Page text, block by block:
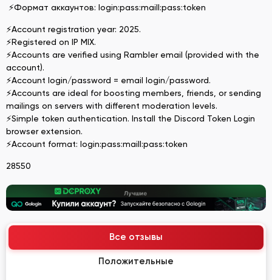
⚡Формат аккаунтов: login:pass:maill:pass:token
⚡Account registration year: 2025.
⚡Registered on IP MIX.
⚡Accounts are verified using Rambler email (provided with the
account).
⚡Account login/password = email login/password.
⚡Accounts are ideal for boosting members, friends, or sending
mailings on servers with different moderation levels.
⚡Simple token authentication. Install the Discord Token Login
browser extension.
⚡Account format: login:pass:maill:pass:token
28550
Все отзывы
Положительные